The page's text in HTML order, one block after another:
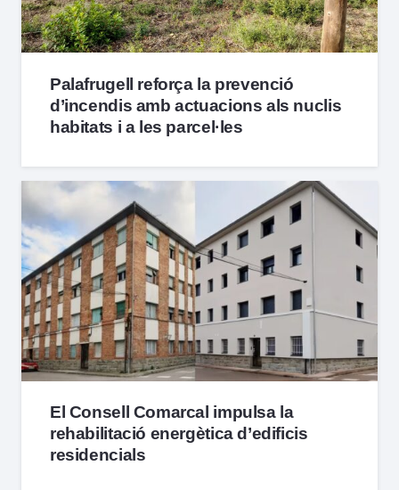
Palafrugell reforça la prevenció
d’incendis amb actuacions als nuclis
habitats i a les parcel·les
El Consell Comarcal impulsa la
rehabilitació energètica d’edificis
residencials